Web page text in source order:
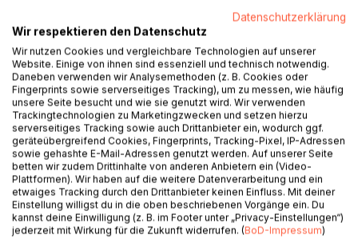
Es ist nur noch eine Frage der Zeit, wenn das
Weltraumfahrt-Zeitalter auch für die Menschen beginnt,
und wir fündig werden auf unserer Suche nach
außerirdischem Leben, oder gefunden werden … . Es gibt
unendlich viele Lebens-/Exoplaneten wie unsere Erde und
somit grenzenlos viele andere Lebewesen und Märkte.
Doch kaum einer von uns Menschen, und die wenigstens
Unternehmen sind darauf vorbereitet. Wenn die
Goldgräberstimmung beginnt, werden diejenigen, die sich
einen Platz in einem Raumschiff reserviert haben, die
glücklichen ersten Sieger sein. Denn das Business wird
vielfach größer sein als die Mondbegehung und
Marseroberung zusammen. Wer will nicht als erster
Datenschutzerklärung
Wir respektieren den Datenschutz
Wir nutzen Cookies und vergleichbare Technologien auf unserer
Website. Einige von ihnen sind essenziell und technisch notwendig.
Daneben verwenden wir Analysemethoden (z. B. Cookies oder
Fingerprints sowie serverseitiges Tracking), um zu messen, wie häufig
unsere Seite besucht und wie sie genutzt wird. Wir verwenden
Trackingtechnologien zu Marketingzwecken und setzen hierzu
serverseitiges Tracking sowie auch Drittanbieter ein, wodurch ggf.
geräteübergreifend Cookies, Fingerprints, Tracking-Pixel, IP-Adressen
sowie gehashte E-Mail-Adressen genutzt werden. Auf unserer Seite
betten wir zudem Drittinhalte von anderen Anbietern ein (Video-
Plattformen). Wir haben auf die weitere Datenverarbeitung und ein
etwaiges Tracking durch den Drittanbieter keinen Einfluss. Mit deiner
Einstellung willigst du in die oben beschriebenen Vorgänge ein. Du
kannst deine Einwilligung (z. B. im Footer unter „Privacy-Einstellungen“)
jederzeit mit Wirkung für die Zukunft widerrufen. (BoD-Impressum)